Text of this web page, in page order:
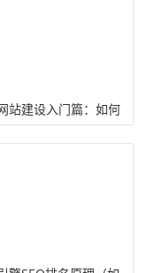
站建设入门篇：如何
个外贸企业网站？